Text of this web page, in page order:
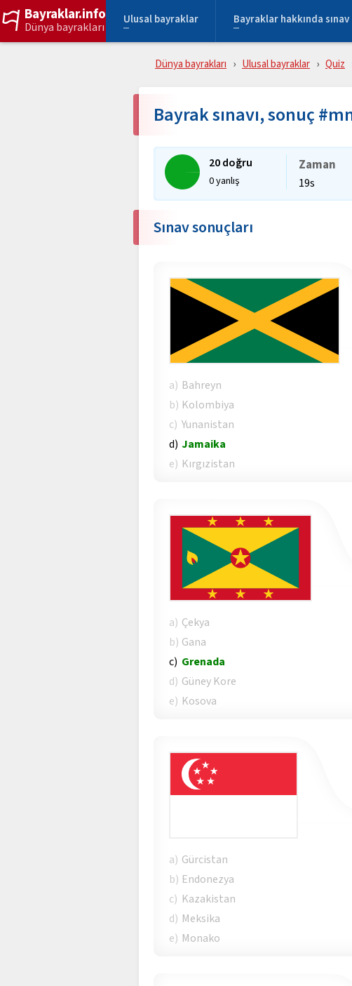
Bayraklar.info
Dünya bayrakları
Ulusal bayraklar Bayraklar hakkında sınav
Dünya bayrakları Ulusal bayraklar Quiz
Bayrak sınavı, sonuç
20 doğru
0 yanlış
Zaman
19s
Sınav sonuçları
a) Bahreyn
b) Kolombiya
c) Yunanistan
d) Jamaika
e) Kırgızistan
a) Çekya
b) Gana
c) Grenada
d) Güney Kore
e) Kosova
a) Gürcistan
b) Endonezya
c) Kazakistan
d) Meksika
e) Monako